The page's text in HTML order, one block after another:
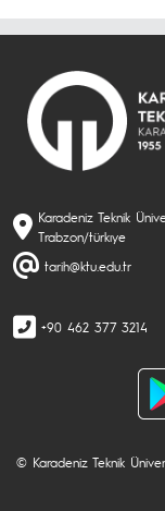
Karadeniz Teknik
Trabzon/türkıye
tarih@ktu.edu.tr
+90 462 377 3214
© Karadeniz Teknik